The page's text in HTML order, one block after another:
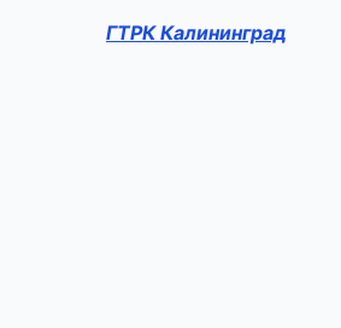
ГТРК Калининград